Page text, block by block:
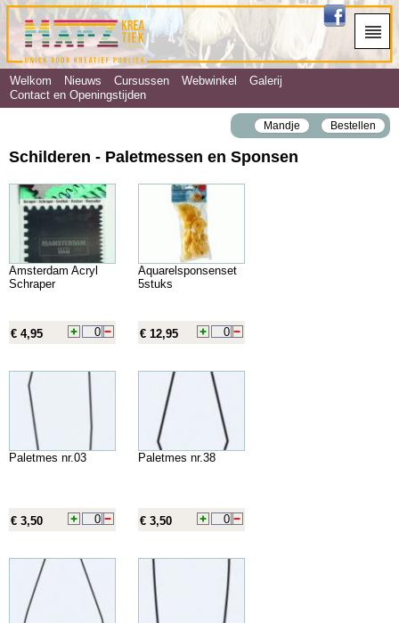
Welkom Nieuws Cursussen Webwinkel
Galerij
Contact en Openingstijden
Mandje Bestellen
Schilderen - Paletmessen en Sponsen
Amsterdam Acryl
Schraper
€ 4,95
Aquarelsponsenset
5stuks
€ 12,95
Paletmes nr.03
€ 3,50
Paletmes nr.38
€ 3,50